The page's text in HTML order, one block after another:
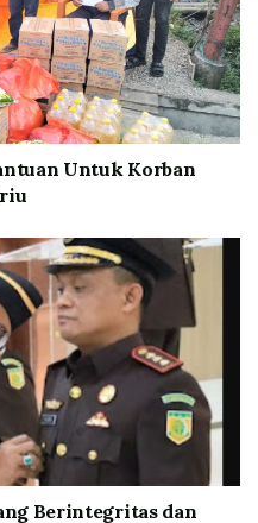
Untuk Korban
Berintegritas dan